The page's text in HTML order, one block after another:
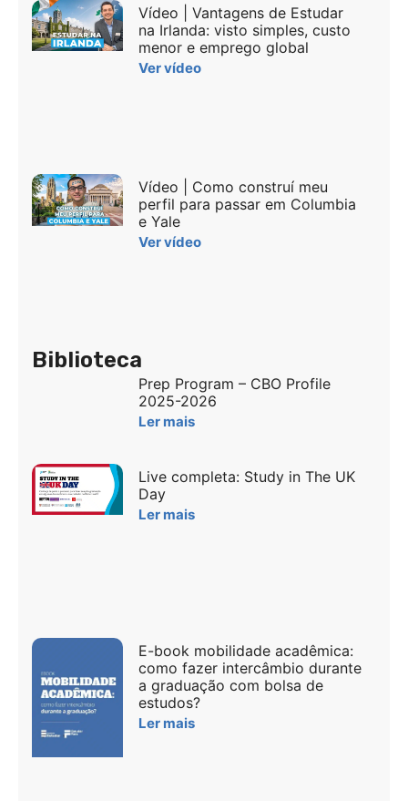
Vídeo | Vantagens de Estudar
na Irlanda: visto simples, custo
menor e emprego global
Ver vídeo
Vídeo | Como construí meu
perfil para passar em Columbia
e Yale
Ver vídeo
Biblioteca
Prep Program – CBO Profile
2025-2026
Ler mais
Live completa: Study in The UK
Day
Ler mais
E-book mobilidade acadêmica:
como fazer intercâmbio durante
a graduação com bolsa de
estudos?
Ler mais